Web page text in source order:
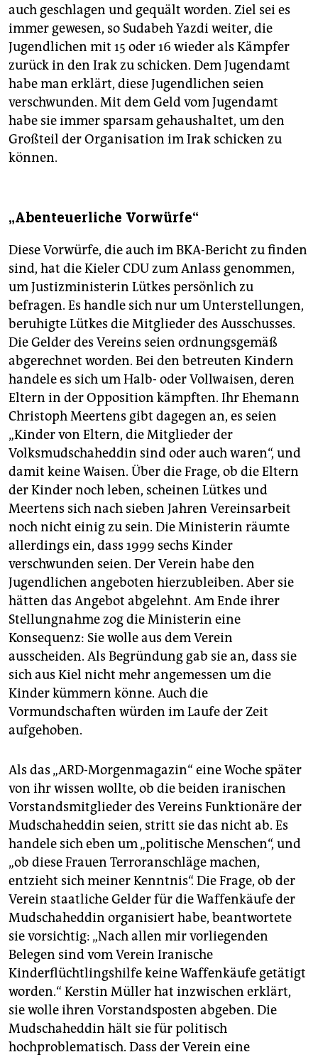
auch geschlagen und gequält worden. Ziel sei es
immer gewesen, so Sudabeh Yazdi weiter, die
Jugendlichen mit 15 oder 16 wieder als Kämpfer
zurück in den Irak zu schicken. Dem Jugendamt
habe man erklärt, diese Jugendlichen seien
verschwunden. Mit dem Geld vom Jugendamt
habe sie immer sparsam gehaushaltet, um den
Großteil der Organisation im Irak schicken zu
können.
„Abenteuerliche Vorwürfe“
Diese Vorwürfe, die auch im BKA-Bericht zu finden
sind, hat die Kieler CDU zum Anlass genommen,
um Justizministerin Lütkes persönlich zu
befragen. Es handle sich nur um Unterstellungen,
beruhigte Lütkes die Mitglieder des Ausschusses.
Die Gelder des Vereins seien ordnungsgemäß
abgerechnet worden. Bei den betreuten Kindern
handele es sich um Halb- oder Vollwaisen, deren
Eltern in der Opposition kämpften. Ihr Ehemann
Christoph Meertens gibt dagegen an, es seien
„Kinder von Eltern, die Mitglieder der
Volksmudschaheddin sind oder auch waren“, und
damit keine Waisen. Über die Frage, ob die Eltern
der Kinder noch leben, scheinen Lütkes und
Meertens sich nach sieben Jahren Vereinsarbeit
noch nicht einig zu sein. Die Ministerin räumte
allerdings ein, dass 1999 sechs Kinder
verschwunden seien. Der Verein habe den
Jugendlichen angeboten hierzubleiben. Aber sie
hätten das Angebot abgelehnt. Am Ende ihrer
Stellungnahme zog die Ministerin eine
Konsequenz: Sie wolle aus dem Verein
ausscheiden. Als Begründung gab sie an, dass sie
sich aus Kiel nicht mehr angemessen um die
Kinder kümmern könne. Auch die
Vormundschaften würden im Laufe der Zeit
aufgehoben.
Als das „ARD-Morgenmagazin“ eine Woche später
von ihr wissen wollte, ob die beiden iranischen
Vorstandsmitglieder des Vereins Funktionäre der
Mudschaheddin seien, stritt sie das nicht ab. Es
handele sich eben um „politische Menschen“, und
„ob diese Frauen Terroranschläge machen,
entzieht sich meiner Kenntnis“. Die Frage, ob der
Verein staatliche Gelder für die Waffenkäufe der
Mudschaheddin organisiert habe, beantwortete
sie vorsichtig: „Nach allen mir vorliegenden
Belegen sind vom Verein Iranische
Kinderflüchtlingshilfe keine Waffenkäufe getätigt
worden.“ Kerstin Müller hat inzwischen erklärt,
sie wolle ihren Vorstandsposten abgeben. Die
Mudschaheddin hält sie für politisch
hochproblematisch. Dass der Verein eine